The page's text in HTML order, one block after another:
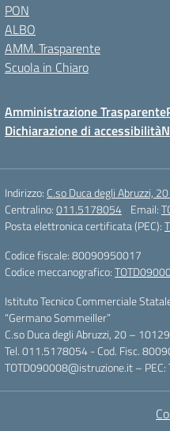
PON
ALBO
AMM. Trasparente
Scuola in Chiaro
Amministrazione Trasparente
Dichiarazione di accessibilità
Indirizzo: C.so Duca degli Abruzzi,
Centralino:011.5178054 Email:
Posta elettronica certificata (PEC):
Codice fiscale: 80090950017
Codice meccanografico:
Istituto Tecnico Commerciale
“Germano Sommeiller”
C.so Duca degli Abruzzi, 20 –
Tel. 011.5178054 - Cod. Fisc.
TOTD090008@istruzione.it –